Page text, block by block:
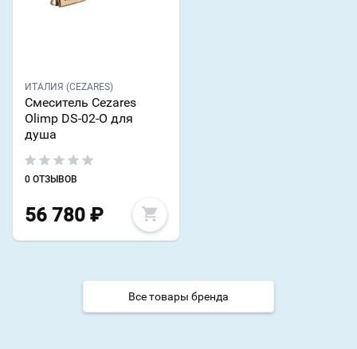
ИТАЛИЯ (CEZARES)
Смеситель Cezares
Olimp DS-02-O для
душа
0 ОТЗЫВОВ
56 780 ₽
Все товары бренда